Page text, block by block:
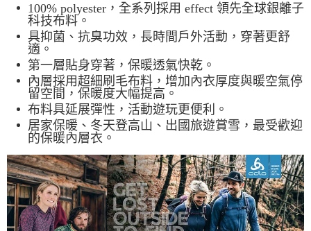
100% polyester，全系列採用 effect 領先全球銀離子
科技布料。
具抑菌、抗臭功效，長時間戶外活動，穿著更舒
適。
第一層貼身穿著，保暖透氣快乾。
內層採用超細刷毛布料，增加內衣厚度與暖空氣停
留空間，保暖度大幅提高。
布料具延展彈性，活動遊玩更便利。
居家保暖、冬天登高山、出國旅遊賞雪，最受歡迎
的保暖內層衣。